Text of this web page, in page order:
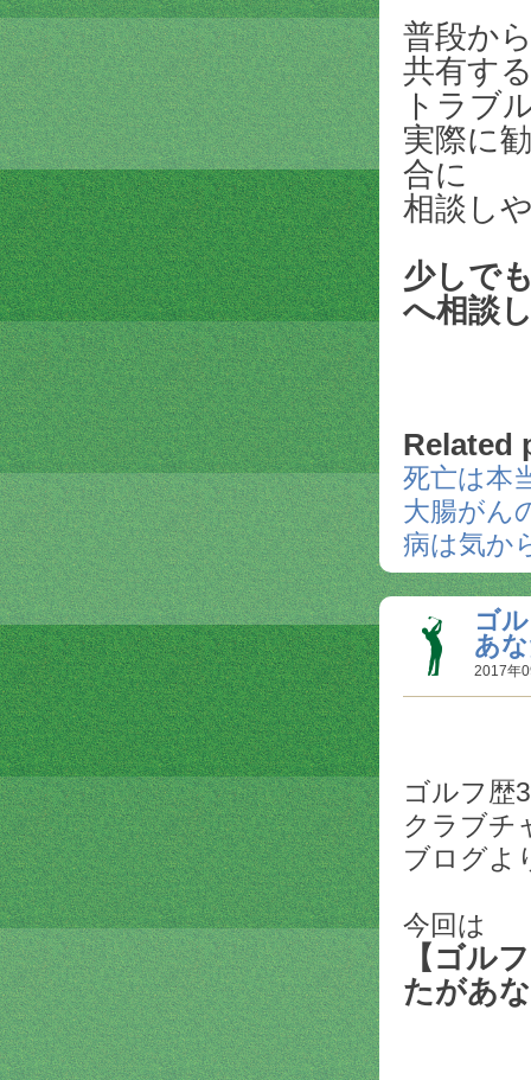
普段か
共有す
トラブ
実際に
合に
相談し
少しで
へ相談
Related
死亡は本
大腸がん
病は気か
ゴ
あ
2017年
ゴルフ歴
クラブチ
ブログよ
今回は
【ゴル
たがあ